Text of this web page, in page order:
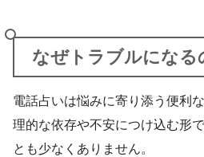
なぜトラブルになる
電話占いは悩みに寄り添う便利
理的な依存や不安につけ込む形
とも少なくありません。